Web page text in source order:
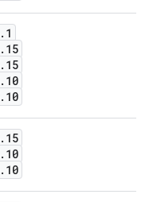
. 1
. 15
. 15
. 10
. 10
. 15
. 10
. 10